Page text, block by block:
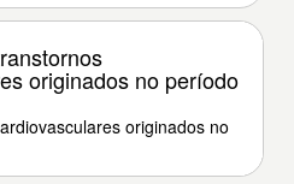
originados no período
originados no